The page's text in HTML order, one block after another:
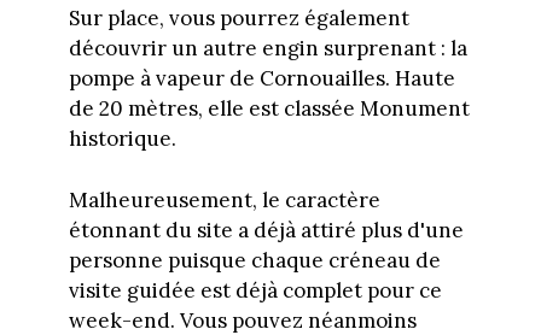
Sur place, vous pourrez également
découvrir un autre engin surprenant : la
pompe à vapeur de Cornouailles. Haute
de 20 mètres, elle est classée Monument
historique.
Malheureusement, le caractère
étonnant du site a déjà attiré plus d'une
personne puisque chaque créneau de
visite guidée est déjà complet pour ce
week-end. Vous pouvez néanmoins